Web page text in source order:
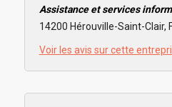
Assistance et services
14200 Hérouville-Saint-Clair,
Voir les avis sur cette